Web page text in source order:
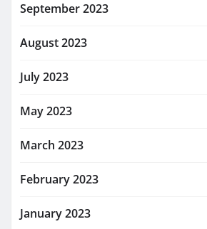
September 2023
August 2023
July 2023
May 2023
March 2023
February 2023
January 2023